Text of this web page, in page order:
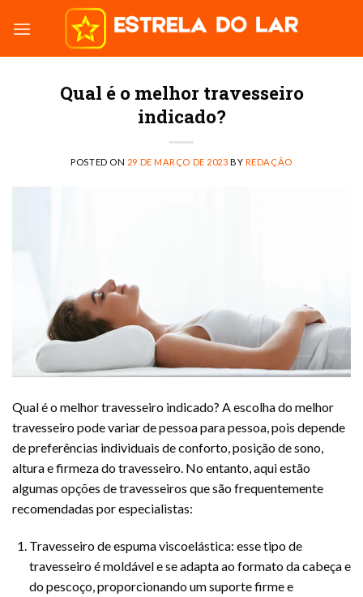
Qual é o melhor travesseiro
indicado?
POSTED ON 29 DE MARÇO DE 2023 BY REDAÇÃO
Qual é o melhor travesseiro indicado? A escolha do melhor
travesseiro pode variar de pessoa para pessoa, pois depende
de preferências individuais de conforto, posição de sono,
altura e firmeza do travesseiro. No entanto, aqui estão
algumas opções de travesseiros que são frequentemente
recomendadas por especialistas:
Travesseiro de espuma viscoelástica: esse tipo de
travesseiro é moldável e se adapta ao formato da cabeça e
do pescoço, proporcionando um suporte firme e